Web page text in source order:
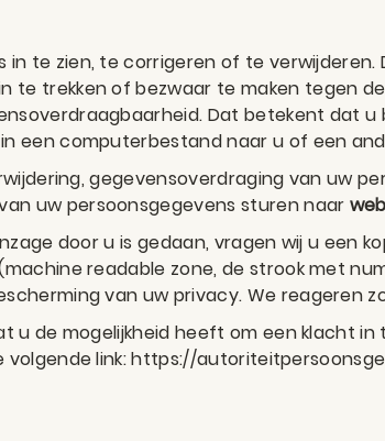
te zien, te corrigeren of te
te trekken of bezwaar te maken tegen
Dat betekent dat u
een computerbestand naar u of een
gegevensoverdraging van uw
uw persoonsgegevens sturen naar
door u is gedaan, vragen wij u een
readable zone, de strook met
van uw privacy. We reageren
u de mogelijkheid heeft om een klacht
volgende link: https://